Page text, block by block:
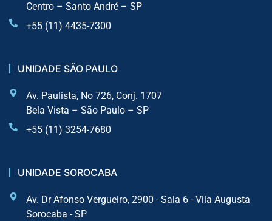
Centro – Santo André – SP
+55 (11) 4435-7300
UNIDADE SÃO PAULO
Av. Paulista, No 726, Conj. 1707
Bela Vista – São Paulo – SP
+55 (11) 3254-7680
UNIDADE SOROCABA
Av. Dr Afonso Vergueiro, 2900 - Sala 6 - Vila Augusta
Sorocaba - SP